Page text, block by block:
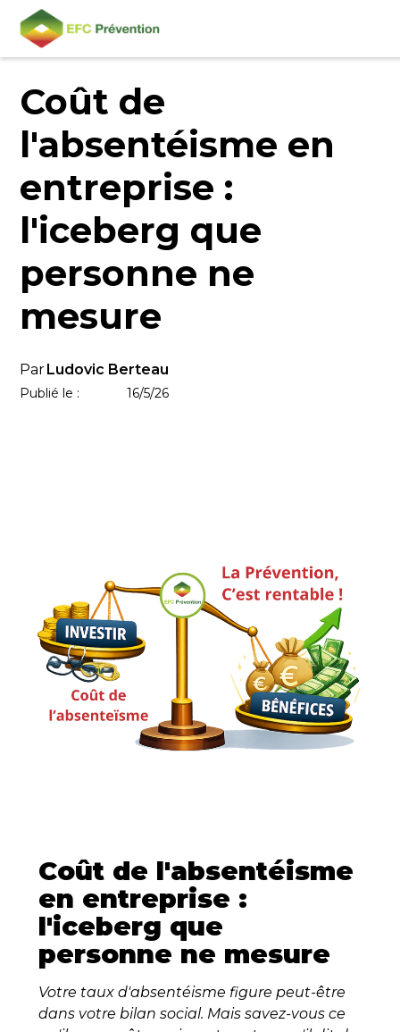
Blog
Coût de
l'absentéisme en
entreprise :
l'iceberg que
personne ne
mesure
ParLudovic Berteau
Publié le : 16/5/26
Coût de l'absentéisme
en entreprise :
l'iceberg que
personne ne mesure
Votre taux d'absentéisme figure peut-être
dans votre bilan social. Mais savez-vous ce